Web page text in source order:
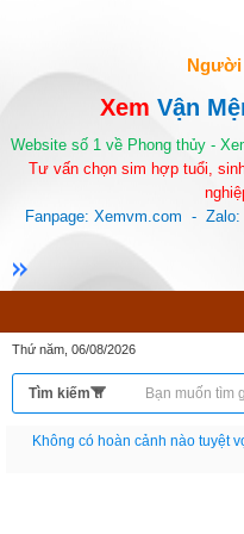
Xem Vận
Website số 1 về Phong thủy -
Tư vấn chọn sim hợp tuổi,
Fanpage: Xemvm.com - Zalo:
Thứ năm, 06/08/2026
Nếu như không chịu học tập thì